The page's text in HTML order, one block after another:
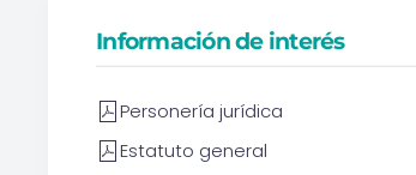
Información de interés
Personería jurídica
Estatuto general